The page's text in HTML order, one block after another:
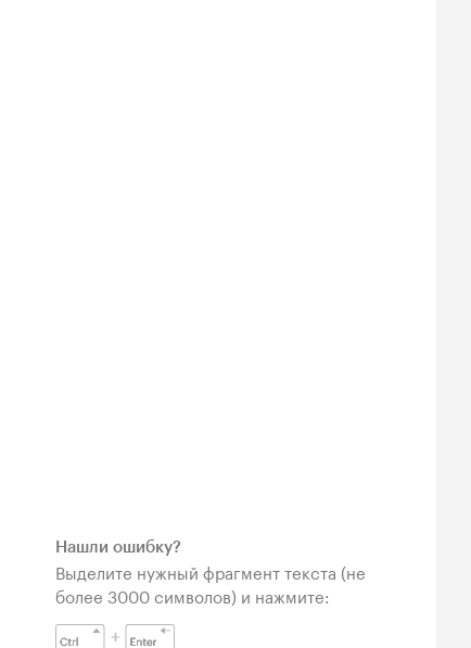
Нашли ошибку?
Выделите нужный фрагмент текста (не
более 3000 символов) и нажмите: